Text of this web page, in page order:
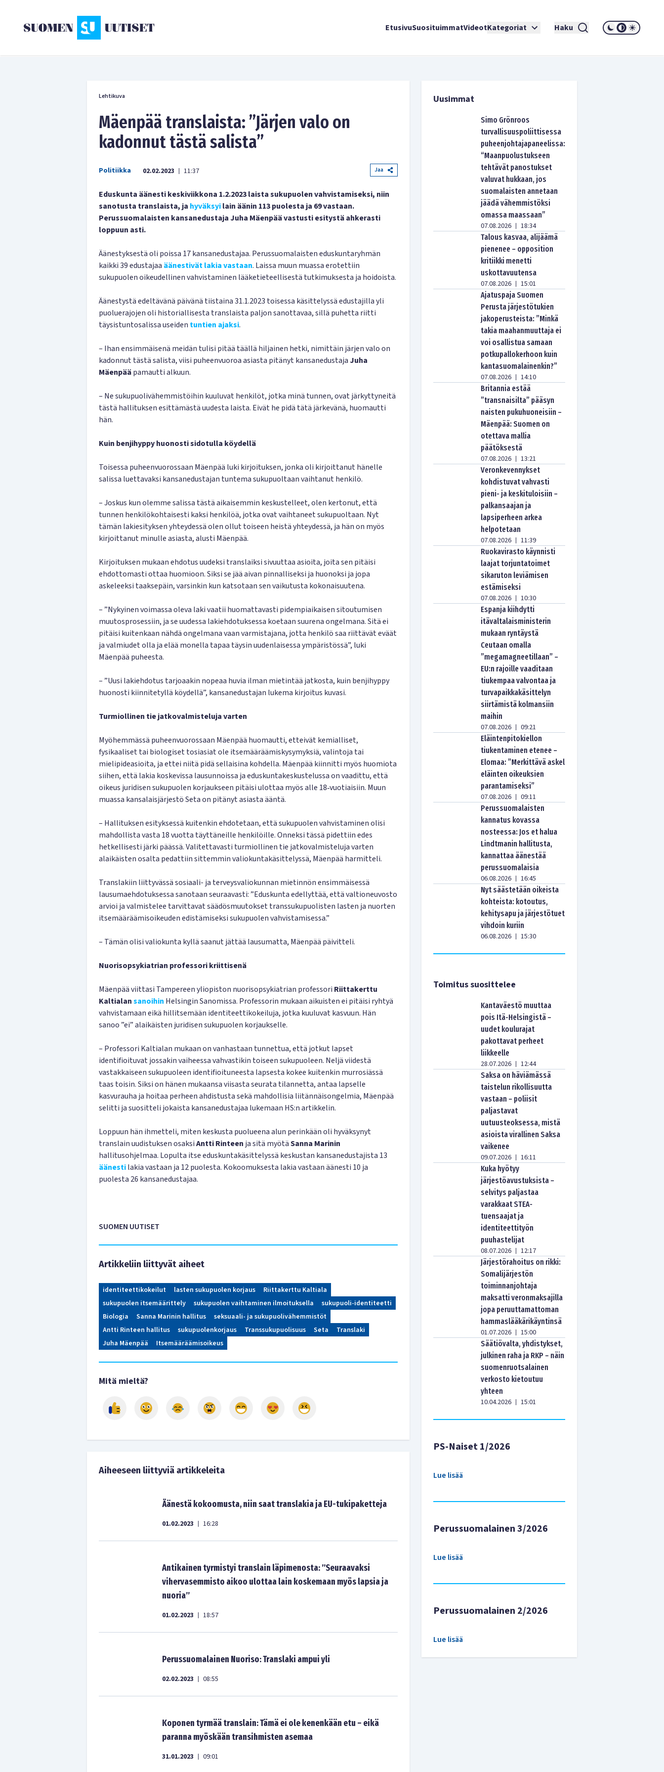
EtusivuSuosituimmatVideotKategoriat Haku
Lehtikuva
Mäenpää translaista: ”Järjen valo on
kadonnut tästä salista”
Politiikka 02.02.2023 | 11:37 Jaa
Eduskunta äänesti keskiviikkona 1.2.2023 laista sukupuolen vahvistamiseksi, niin
sanotusta translaista, ja hyväksyilain äänin 113 puolesta ja 69 vastaan.
Perussuomalaisten kansanedustaja Juha Mäenpää vastusti esitystä ahkerasti
loppuun asti.
Äänestyksestä oli poissa 17 kansanedustajaa. Perussuomalaisten eduskuntaryhmän
kaikki 39 edustajaa äänestivät lakia vastaan. Laissa muun muassa erotettiin
sukupuolen oikeudellinen vahvistaminen lääketieteellisestä tutkimuksesta ja hoidoista.
Äänestystä edeltävänä päivänä tiistaina 31.1.2023 toisessa käsittelyssä edustajilla yli
puoluerajojen oli historiallisesta translaista paljon sanottavaa, sillä puhetta riitti
täysistuntosalissa useiden tuntien ajaksi.
– Ihan ensimmäisenä meidän tulisi pitää täällä hiljainen hetki, nimittäin järjen valo on
kadonnut tästä salista, viisi puheenvuoroa asiasta pitänyt kansanedustaja Juha
Mäenpääpamautti alkuun.
– Ne sukupuolivähemmistöihin kuuluvat henkilöt, jotka minä tunnen, ovat järkyttyneitä
tästä hallituksen esittämästä uudesta laista. Eivät he pidä tätä järkevänä, huomautti
hän.
Kuin benjihyppy huonosti sidotulla köydellä
Toisessa puheenvuorossaan Mäenpää luki kirjoituksen, jonka oli kirjoittanut hänelle
salissa luettavaksi kansanedustajan tuntema sukupuoltaan vaihtanut henkilö.
– Joskus kun olemme salissa tästä aikaisemmin keskustelleet, olen kertonut, että
tunnen henkilökohtaisesti kaksi henkilöä, jotka ovat vaihtaneet sukupuoltaan. Nyt
tämän lakiesityksen yhteydessä olen ollut toiseen heistä yhteydessä, ja hän on myös
kirjoittanut minulle asiasta, alusti Mäenpää.
Kirjoituksen mukaan ehdotus uudeksi translaiksi sivuuttaa asioita, joita sen pitäisi
ehdottomasti ottaa huomioon. Siksi se jää aivan pinnalliseksi ja huonoksi ja jopa
askeleeksi taaksepäin, varsinkin kun katsotaan sen vaikutusta kokonaisuutena.
– ”Nykyinen voimassa oleva laki vaatii huomattavasti pidempiaikaisen sitoutumisen
muutosprosessiin, ja se uudessa lakiehdotuksessa koetaan suurena ongelmana. Sitä ei
pitäisi kuitenkaan nähdä ongelmana vaan varmistajana, jotta henkilö saa riittävät eväät
ja valmiudet olla ja elää monella tapaa täysin uudenlaisessa ympäristössä”, luki
Mäenpää puheesta.
– ”Uusi lakiehdotus tarjoaakin nopeaa huvia ilman mietintää jatkosta, kuin benjihyppy
huonosti kiinnitetyllä köydellä”, kansanedustajan lukema kirjoitus kuvasi.
Turmiollinen tie jatkovalmisteluja varten
Myöhemmässä puheenvuorossaan Mäenpää huomautti, etteivät kemialliset,
fysikaaliset tai biologiset tosiasiat ole itsemääräämiskysymyksiä, valintoja tai
mielipideasioita, ja ettei niitä pidä sellaisina kohdella. Mäenpää kiinnitti myös huomiota
siihen, että lakia koskevissa lausunnoissa ja eduskuntakeskustelussa on vaadittu, että
oikeus juridisen sukupuolen korjaukseen pitäisi ulottaa myös alle 18‑vuotiaisiin. Muun
muassa kansalaisjärjestö Seta on pitänyt asiasta ääntä.
– Hallituksen esityksessä kuitenkin ehdotetaan, että sukupuolen vahvistaminen olisi
mahdollista vasta 18 vuotta täyttäneille henkilöille. Onneksi tässä pidettiin edes
hetkellisesti järki päässä. Valitettavasti turmiollinen tie jatkovalmisteluja varten
alaikäisten osalta pedattiin sittemmin valiokuntakäsittelyssä, Mäenpää harmitteli.
Translakiin liittyvässä sosiaali- ja terveysvaliokunnan mietinnön ensimmäisessä
lausumaehdotuksessa sanotaan seuraavasti: ”Eduskunta edellyttää, että valtioneuvosto
arvioi ja valmistelee tarvittavat säädösmuutokset transsukupuolisten lasten ja nuorten
itsemääräämisoikeuden edistämiseksi sukupuolen vahvistamisessa.”
– Tämän olisi valiokunta kyllä saanut jättää lausumatta, Mäenpää päivitteli.
Nuorisopsykiatrian professori kriittisenä
Mäenpää viittasi Tampereen yliopiston nuorisopsykiatrian professori Riittakerttu
Kaltialansanoihin Helsingin Sanomissa. Professorin mukaan aikuisten ei pitäisi ryhtyä
vahvistamaan eikä hillitsemään identiteettikokeiluja, jotka kuuluvat kasvuun. Hän
sanoo ”ei” ala­ikäisten juridisen suku­puolen korjaukselle.
– Professori Kaltialan mukaan on vanhastaan tunnettua, että jotkut lapset
identifioituvat jossakin vaiheessa vahvastikin toiseen sukupuoleen. Neljä viidestä
vastakkaiseen sukupuoleen identifioituneesta lapsesta kokee kuitenkin murrosiässä
taas toisin. Siksi on hänen mukaansa viisasta seurata tilannetta, antaa lapselle
kasvurauha ja hoitaa perheen ahdistusta sekä mahdollisia liitännäisongelmia, Mäenpää
selitti ja suositteli jokaista kansanedustajaa lukemaan HS:n artikkelin.
Loppuun hän ihmetteli, miten keskusta puolueena alun perinkään oli hyväksynyt
translain uudistuksen osaksiAntti Rinteen ja sitä myötäSanna Marinin
hallitusohjelmaa. Lopulta itse eduskuntakäsittelyssä keskustan kansanedustajista 13
äänestilakia vastaan ja 12 puolesta. Kokoomuksesta lakia vastaan äänesti 10 ja
puolesta 26 kansanedustajaa.
SUOMEN UUTISET
Artikkeliin liittyvät aiheet
identiteettikokeilut lasten sukupuolen korjaus
Riittakerttu Kaltiala
sukupuolen itsemäärittely
sukupuolen vaihtaminen ilmoituksella
sukupuoli-identiteetti
Biologia
Sanna Marinin hallitus
seksuaali- ja sukupuolivähemmistöt
Antti Rinteen hallitus
sukupuolenkorjaus Transsukupuolisuus Seta
Translaki
Juha Mäenpää
Itsemääräämisoikeus
Mitä mieltä?
Aiheeseen liittyviä artikkeleita
Äänestä kokoomusta, niin saat translakia ja EU-tukipaketteja
01.02.2023 | 16:28
Antikainen tyrmistyi translain läpimenosta: ”Seuraavaksi
vihervasemmisto aikoo ulottaa lain koskemaan myös lapsia ja
nuoria”
01.02.2023 | 18:57
Perussuomalainen Nuoriso: Translaki ampui yli
02.02.2023 | 08:55
Koponen tyrmää translain: Tämä ei ole kenenkään etu – eikä
paranna myöskään transihmisten asemaa
31.01.2023 | 09:01
Uusimmat
Simo Grönroos
turvallisuuspoliittisessa
puheenjohtajapaneelissa:
“Maanpuolustukseen
tehtävät panostukset
valuvat hukkaan, jos
suomalaisten annetaan
jäädä vähemmistöksi
omassa maassaan”
07.08.2026 | 18:34
Talous kasvaa, alijäämä
pienenee – opposition
kritiikki menetti
uskottavuutensa
07.08.2026 | 15:01
Ajatuspaja Suomen
Perusta järjestötukien
jakoperusteista: ”Minkä
takia maahanmuuttaja ei
voi osallistua samaan
potkupallokerhoon kuin
kantasuomalainenkin?”
07.08.2026 | 14:10
Britannia estää
”transnaisilta” pääsyn
naisten pukuhuoneisiin –
Mäenpää: Suomen on
otettava mallia
päätöksestä
07.08.2026 | 13:21
Veronkevennykset
kohdistuvat vahvasti
pieni- ja keskituloisiin –
palkansaajan ja
lapsiperheen arkea
helpotetaan
07.08.2026 | 11:39
Ruokavirasto käynnisti
laajat torjuntatoimet
sikaruton leviämisen
estämiseksi
07.08.2026 | 10:30
Espanja kiihdytti
itävaltalaisministerin
mukaan ryntäystä
Ceutaan omalla
”megamagneetillaan” –
EU:n rajoille vaaditaan
tiukempaa valvontaa ja
turvapaikkakäsittelyn
siirtämistä kolmansiin
maihin
07.08.2026 | 09:21
Eläintenpitokiellon
tiukentaminen etenee –
Elomaa: ”Merkittävä askel
eläinten oikeuksien
parantamiseksi”
07.08.2026 | 09:11
Perussuomalaisten
kannatus kovassa
nosteessa: Jos et halua
Lindtmanin hallitusta,
kannattaa äänestää
perussuomalaisia
06.08.2026 | 16:45
Nyt säästetään oikeista
kohteista: kotoutus,
kehitysapu ja järjestötuet
vihdoin kuriin
06.08.2026 | 15:30
Toimitus suosittelee
Kantaväestö muuttaa
pois Itä-Helsingistä –
uudet koulurajat
pakottavat perheet
liikkeelle
28.07.2026 | 12:44
Saksa on häviämässä
taistelun rikollisuutta
vastaan – poliisit
paljastavat
uutuusteoksessa, mistä
asioista virallinen Saksa
vaikenee
09.07.2026 | 16:11
Kuka hyötyy
järjestöavustuksista –
selvitys paljastaa
varakkaat STEA-
tuensaajat ja
identiteettityön
puuhastelijat
08.07.2026 | 12:17
Järjestörahoitus on rikki:
Somalijärjestön
toiminnanjohtaja
maksatti veronmaksajilla
jopa peruuttamattoman
hammaslääkärikäyntinsä
01.07.2026 | 15:00
Säätiövalta, yhdistykset,
julkinen raha ja RKP – näin
suomenruotsalainen
verkosto kietoutuu
yhteen
10.04.2026 | 15:01
PS-Naiset 1/2026
Lue lisää
Perussuomalainen 3/2026
Lue lisää
Perussuomalainen 2/2026
Lue lisää